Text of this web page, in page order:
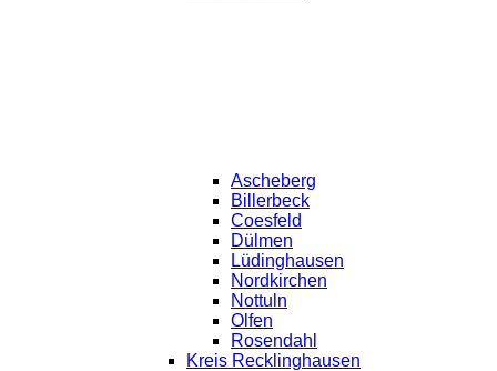
Ascheberg
Billerbeck
Coesfeld
Dülmen
Lüdinghausen
Nordkirchen
Nottuln
Olfen
Rosendahl
Kreis Recklinghausen